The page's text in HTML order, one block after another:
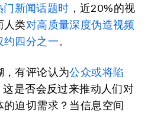
门新闻话题时 ，近20%的视
人类对高质量深度伪造视频
约四分之一。
，有评论认为公众或将陷
这是否会反过来推动人们对
迫切需求？当信息空间